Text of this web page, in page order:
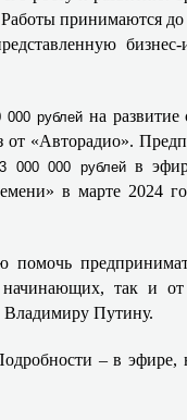
принимаются до
рублейна развитие
от «Авторадио».
000 000 рублейв
в марте 2024
помочь
так и от
Владимиру Путину.
– в эфире,